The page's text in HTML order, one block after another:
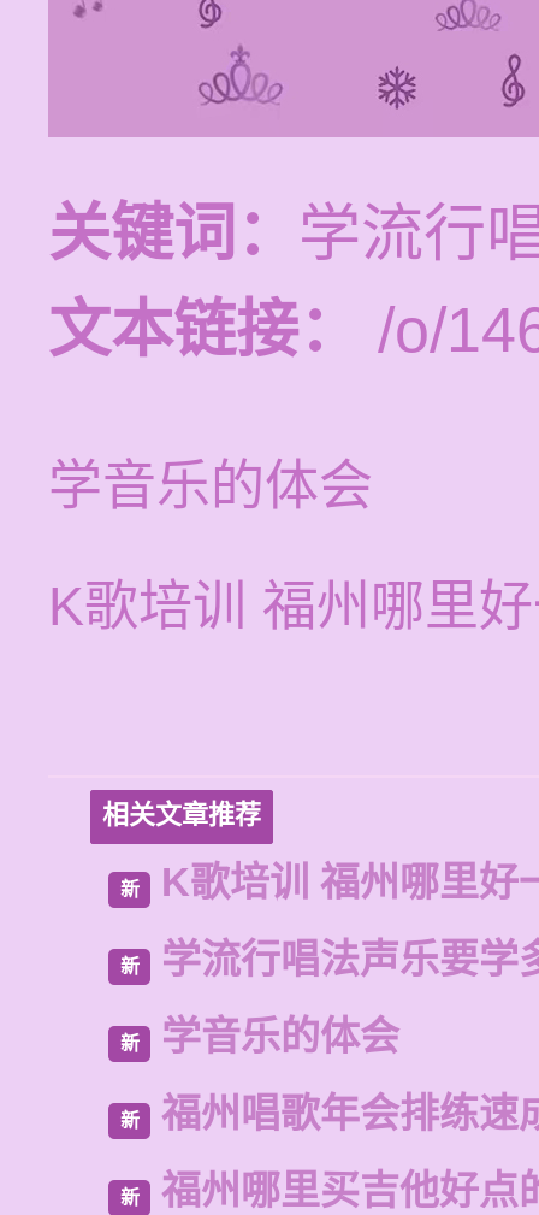
关键词： 学流行
文本链接：
/o/
学音乐的体会
K歌培训 福州哪里
相关文章推荐
新 K歌培训 福州哪里好
新 学流行唱法声乐要学
新 学音乐的体会
新 福州唱歌年会排练速
新 福州哪里买吉他好点